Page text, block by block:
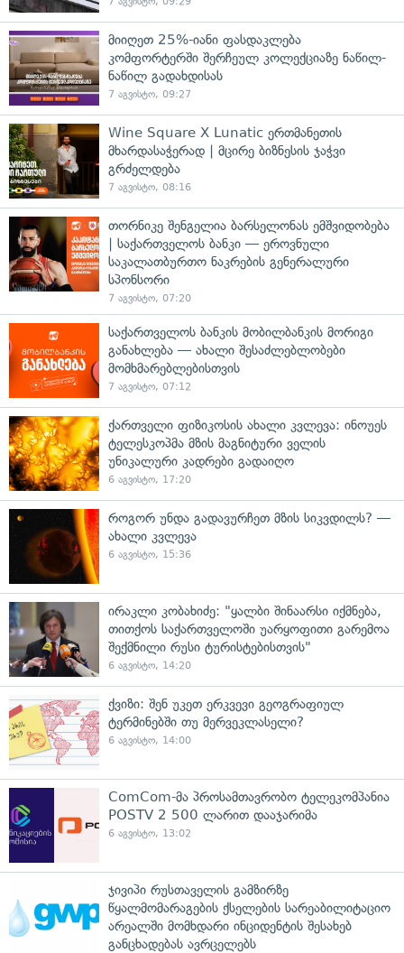
მიიღეთ 25%-იანი ფასდაკლება
კომფორტერში შერჩეულ კოლექციაზე ნაწილ-
ნაწილ გადახდისას
7 აგვისტო, 09:27
Wine Square X Lunatic ერთმანეთის
მხარდასაჭერად | მცირე ბიზნესის ჯაჭვი
გრძელდება
7 აგვისტო, 08:16
თორნიკე შენგელია ბარსელონას ემშვიდობება
| საქართველოს ბანკი — ეროვნული
საკალათბურთო ნაკრების გენერალური
სპონსორი
7 აგვისტო, 07:20
საქართველოს ბანკის მობილბანკის მორიგი
განახლება — ახალი შესაძლებლობები
მომხმარებლებისთვის
7 აგვისტო, 07:12
ქართველი ფიზიკოსის ახალი კვლევა: ინოუეს
ტელესკოპმა მზის მაგნიტური ველის
უნიკალური კადრები გადაიღო
6 აგვისტო, 17:20
როგორ უნდა გადავურჩეთ მზის სიკვდილს? —
ახალი კვლევა
6 აგვისტო, 15:36
ირაკლი კობახიძე: "ყალბი შინაარსი იქმნება,
თითქოს საქართველოში უარყოფითი გარემოა
შექმნილი რუსი ტურისტებისთვის"
6 აგვისტო, 14:20
ქვიზი: შენ უკეთ ერკვევი გეოგრაფიულ
ტერმინებში თუ მერვეკლასელი?
6 აგვისტო, 14:00
ComCom-მა პროსამთავრობო ტელეკომპანია
POSTV 2 500 ლარით დააჯარიმა
6 აგვისტო, 13:02
ჯივიპი რუსთაველის გამზირზე
წყალმომარაგების ქსელების სარეაბილიტაციო
არეალში მომხდარი ინციდენტის შესახებ
განცხადებას ავრცელებს